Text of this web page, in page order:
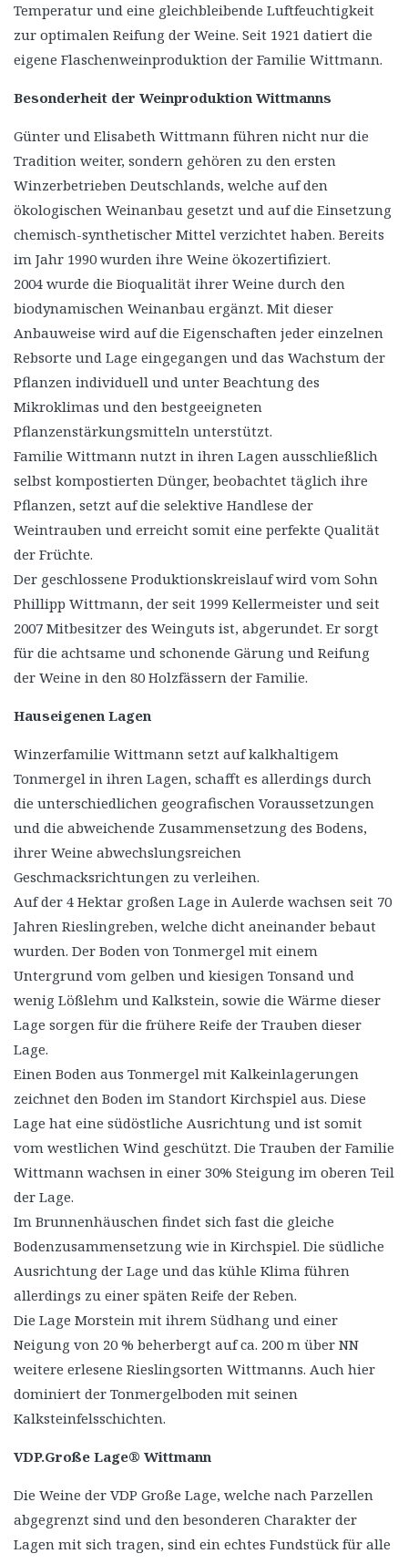
Temperatur und eine gleichbleibende Luftfeuchtigkeit
zur optimalen Reifung der Weine. Seit 1921 datiert die
eigene Flaschenweinproduktion der Familie Wittmann.
Besonderheit der Weinproduktion Wittmanns
Günter und Elisabeth Wittmann führen nicht nur die
Tradition weiter, sondern gehören zu den ersten
Winzerbetrieben Deutschlands, welche auf den
ökologischen Weinanbau gesetzt und auf die Einsetzung
chemisch-synthetischer Mittel verzichtet haben. Bereits
im Jahr 1990 wurden ihre Weine ökozertifiziert.
2004 wurde die Bioqualität ihrer Weine durch den
biodynamischen Weinanbau ergänzt. Mit dieser
Anbauweise wird auf die Eigenschaften jeder einzelnen
Rebsorte und Lage eingegangen und das Wachstum der
Pflanzen individuell und unter Beachtung des
Mikroklimas und den bestgeeigneten
Pflanzenstärkungsmitteln unterstützt.
Familie Wittmann nutzt in ihren Lagen ausschließlich
selbst kompostierten Dünger, beobachtet täglich ihre
Pflanzen, setzt auf die selektive Handlese der
Weintrauben und erreicht somit eine perfekte Qualität
der Früchte.
Der geschlossene Produktionskreislauf wird vom Sohn
Phillipp Wittmann, der seit 1999 Kellermeister und seit
2007 Mitbesitzer des Weinguts ist, abgerundet. Er sorgt
für die achtsame und schonende Gärung und Reifung
der Weine in den 80 Holzfässern der Familie.
Hauseigenen Lagen
Winzerfamilie Wittmann setzt auf kalkhaltigem
Tonmergel in ihren Lagen, schafft es allerdings durch
die unterschiedlichen geografischen Voraussetzungen
und die abweichende Zusammensetzung des Bodens,
ihrer Weine abwechslungsreichen
Geschmacksrichtungen zu verleihen.
Auf der 4 Hektar großen Lage in Aulerde wachsen seit 70
Jahren Rieslingreben, welche dicht aneinander bebaut
wurden. Der Boden von Tonmergel mit einem
Untergrund vom gelben und kiesigen Tonsand und
wenig Lößlehm und Kalkstein, sowie die Wärme dieser
Lage sorgen für die frühere Reife der Trauben dieser
Lage.
Einen Boden aus Tonmergel mit Kalkeinlagerungen
zeichnet den Boden im Standort Kirchspiel aus. Diese
Lage hat eine südöstliche Ausrichtung und ist somit
vom westlichen Wind geschützt. Die Trauben der Familie
Wittmann wachsen in einer 30% Steigung im oberen Teil
der Lage.
Im Brunnenhäuschen findet sich fast die gleiche
Bodenzusammensetzung wie in Kirchspiel. Die südliche
Ausrichtung der Lage und das kühle Klima führen
allerdings zu einer späten Reife der Reben.
Die Lage Morstein mit ihrem Südhang und einer
Neigung von 20 % beherbergt auf ca. 200 m über NN
weitere erlesene Rieslingsorten Wittmanns. Auch hier
dominiert der Tonmergelboden mit seinen
Kalksteinfelsschichten.
VDP.Große Lage® Wittmann
Die Weine der VDP Große Lage, welche nach Parzellen
abgegrenzt sind und den besonderen Charakter der
Lagen mit sich tragen, sind ein echtes Fundstück für alle